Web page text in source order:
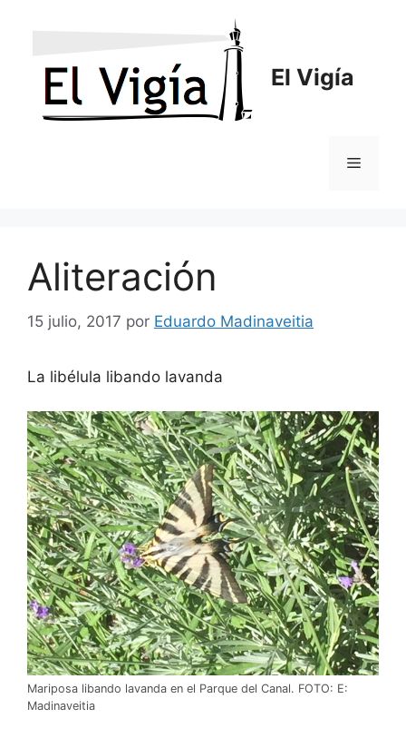
El Vigía
Menú
Aliteración
15 julio, 2017 por Eduardo Madinaveitia
La libélula libando lavanda
Mariposa libando lavanda en el Parque del Canal. FOTO: E:
Madinaveitia